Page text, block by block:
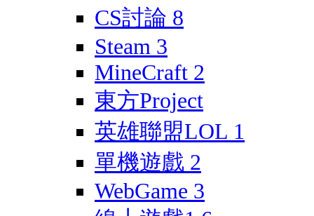
CS討論 8
Steam 3
MineCraft 2
東方Project
英雄聯盟LOL 1
單機遊戲 2
WebGame 3